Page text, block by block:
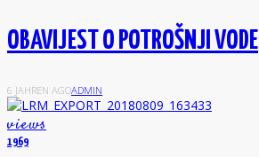
OBAVIJEST O POTROŠNJI VODE
6 JAHREN AGOADMIN
views
1969